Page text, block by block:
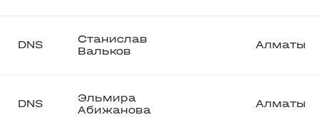
DNS
Станислав
Вальков
Алматы
DNS
Эльмира
Абижанова
Алматы